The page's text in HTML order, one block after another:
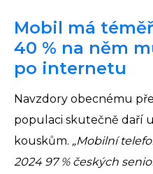
Mobil má
40 % na něm
po internetu
Navzdory obecnému
populaci skutečně daří
kouskům. „Mobilní
2024 97 % českých